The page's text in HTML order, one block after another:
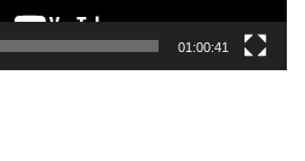
01:00:41